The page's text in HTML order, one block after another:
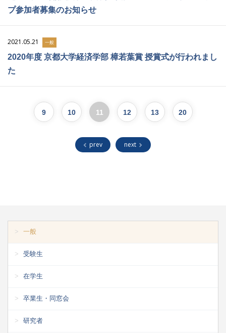
プ参加者募集のお知らせ
2021.05.21 一般
2020年度 京都大学経済学部 樟若葉賞 授賞式が行われまし
た
prev
9 10 11 12 13 20
next
一般
受験生
在学生
卒業生・同窓会
研究者